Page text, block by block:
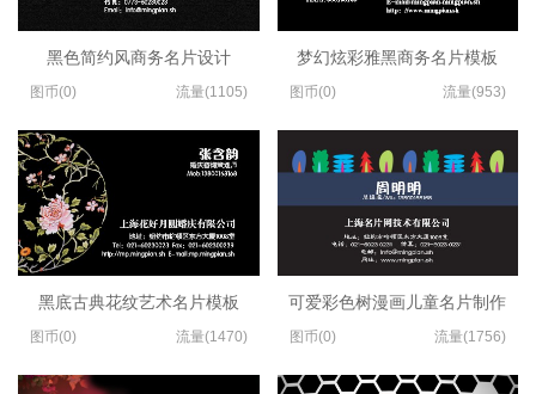
黑色简约风商务名片设计
图币(0) 流量(1105)
黑底古典花纹艺术名片模板
图币(0) 流量(1470)
梦幻炫彩雅黑商务名片模板
图币(0) 流量(953)
可爱彩色树漫画儿童名片制作
图币(0) 流量(1756)